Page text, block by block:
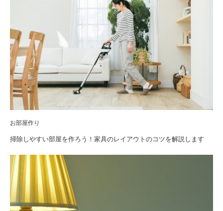
お部屋作り
掃除しやすい部屋を作ろう！家具のレイアウトのコツを解説します